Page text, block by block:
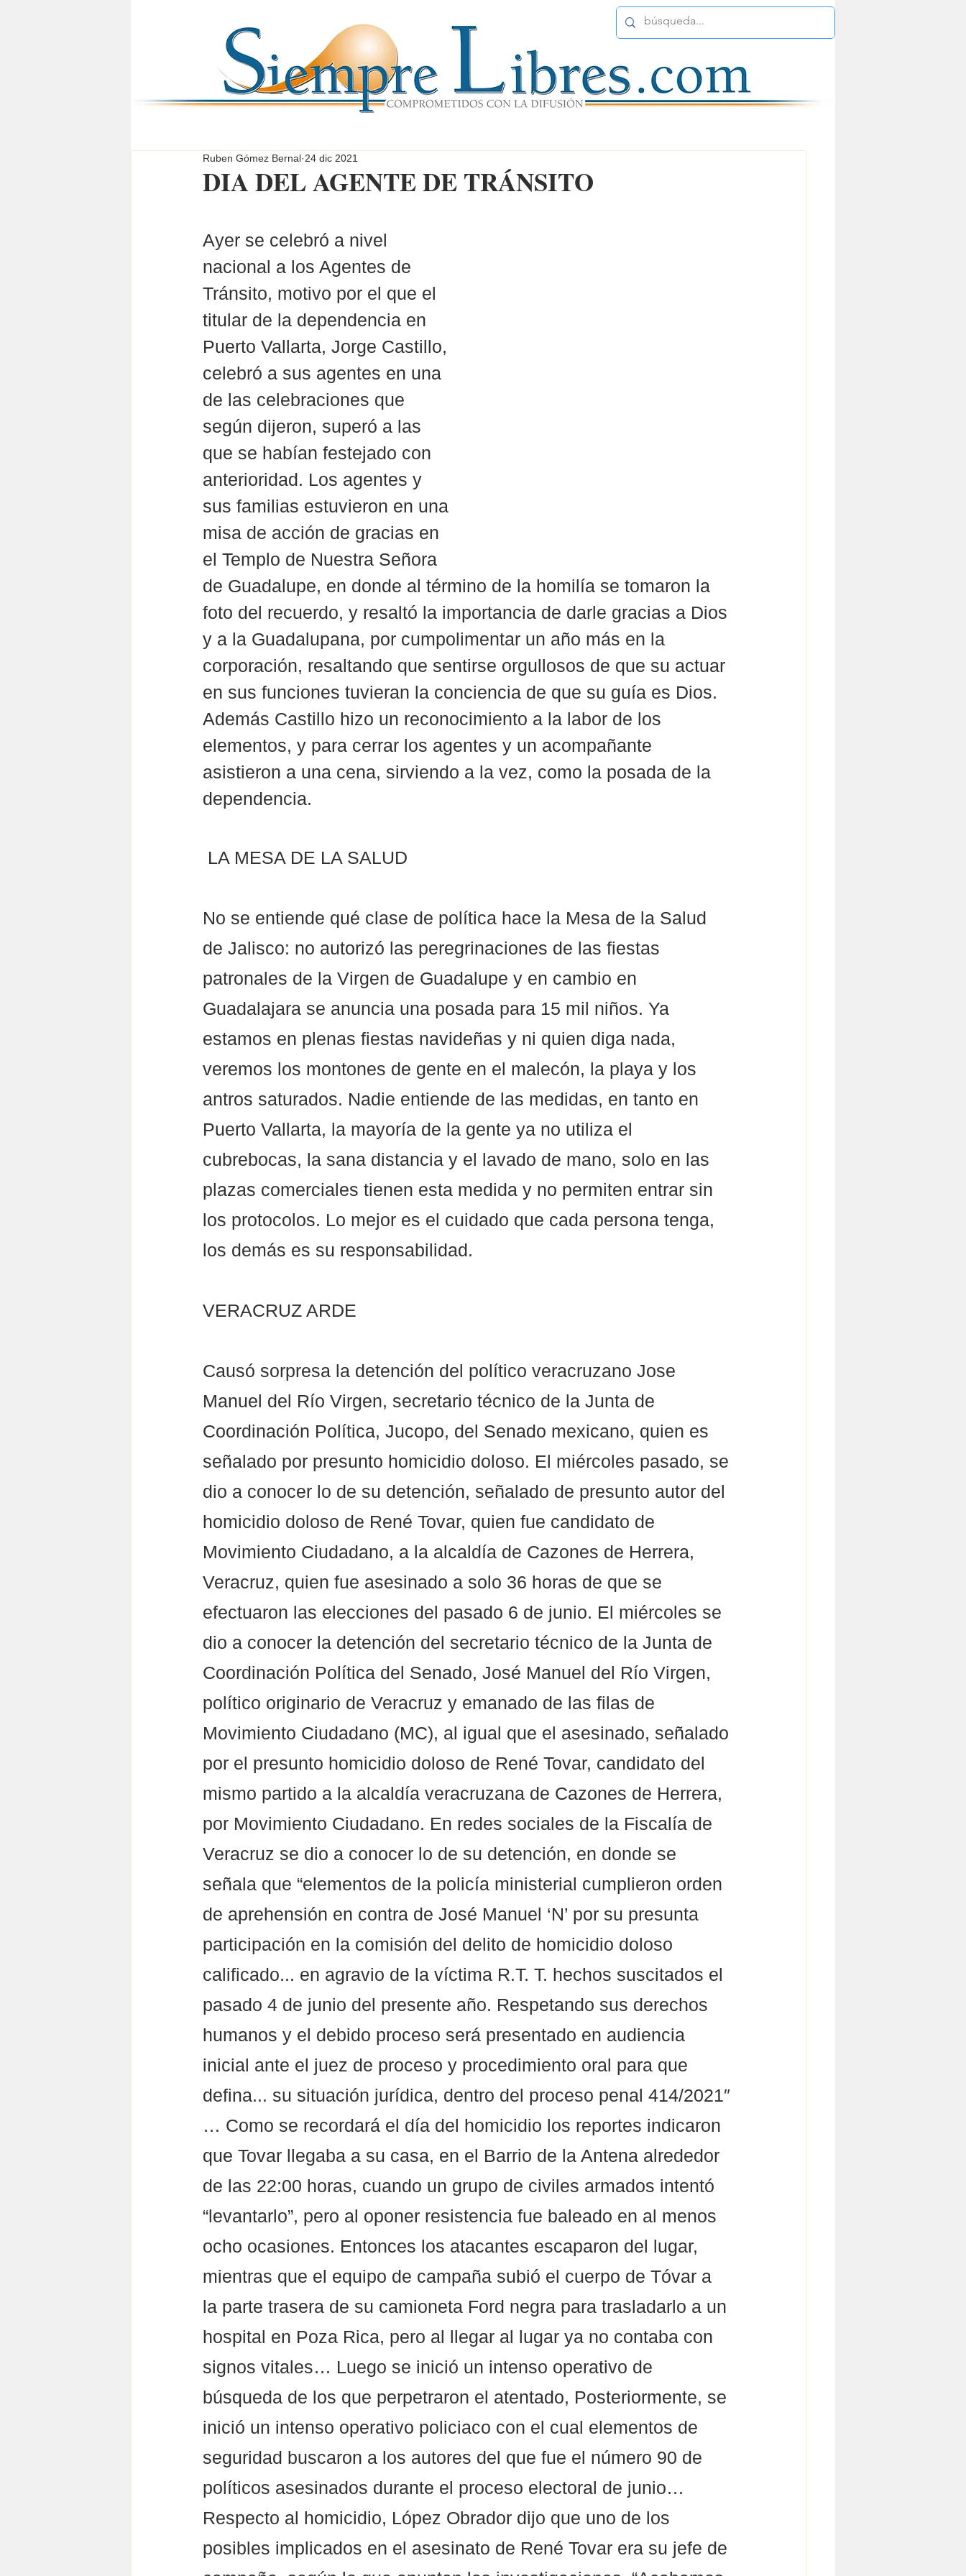
DIA DEL AGENTE DE TRÁNSITO
Ruben Gómez Bernal 24 dic 2021
Ayer se celebró a nivel
nacional a los Agentes de
Tránsito, motivo por el que el
titular de la dependencia en
Puerto Vallarta, Jorge Castillo,
celebró a sus agentes en una
de las celebraciones que
según dijeron, superó a las
que se habían festejado con
anterioridad. Los agentes y
sus familias estuvieron en una
misa de acción de gracias en
el Templo de Nuestra Señora
de Guadalupe, en donde al término de la homilía se tomaron la
foto del recuerdo, y resaltó la importancia de darle gracias a Dios
y a la Guadalupana, por cumpolimentar un año más en la
corporación, resaltando que sentirse orgullosos de que su actuar
en sus funciones tuvieran la conciencia de que su guía es Dios.
Además Castillo hizo un reconocimiento a la labor de los
elementos, y para cerrar los agentes y un acompañante
asistieron a una cena, sirviendo a la vez, como la posada de la
dependencia.
LA MESA DE LA SALUD
No se entiende qué clase de política hace la Mesa de la Salud
de Jalisco: no autorizó las peregrinaciones de las fiestas
patronales de la Virgen de Guadalupe y en cambio en
Guadalajara se anuncia una posada para 15 mil niños. Ya
estamos en plenas fiestas navideñas y ni quien diga nada,
veremos los montones de gente en el malecón, la playa y los
antros saturados. Nadie entiende de las medidas, en tanto en
Puerto Vallarta, la mayoría de la gente ya no utiliza el
cubrebocas, la sana distancia y el lavado de mano, solo en las
plazas comerciales tienen esta medida y no permiten entrar sin
los protocolos. Lo mejor es el cuidado que cada persona tenga,
los demás es su responsabilidad.
VERACRUZ ARDE
Causó sorpresa la detención del político veracruzano Jose
Manuel del Río Virgen, secretario técnico de la Junta de
Coordinación Política, Jucopo, del Senado mexicano, quien es
señalado por presunto homicidio doloso. El miércoles pasado, se
dio a conocer lo de su detención, señalado de presunto autor del
homicidio doloso de René Tovar, quien fue candidato de
Movimiento Ciudadano, a la alcaldía de Cazones de Herrera,
Veracruz, quien fue asesinado a solo 36 horas de que se
efectuaron las elecciones del pasado 6 de junio. El miércoles se
dio a conocer la detención del secretario técnico de la Junta de
Coordinación Política del Senado, José Manuel del Río Virgen,
político originario de Veracruz y emanado de las filas de
Movimiento Ciudadano (MC), al igual que el asesinado, señalado
por el presunto homicidio doloso de René Tovar, candidato del
mismo partido a la alcaldía veracruzana de Cazones de Herrera,
por Movimiento Ciudadano. En redes sociales de la Fiscalía de
Veracruz se dio a conocer lo de su detención, en donde se
señala que “elementos de la policía ministerial cumplieron orden
de aprehensión en contra de José Manuel ‘N’ por su presunta
participación en la comisión del delito de homicidio doloso
calificado... en agravio de la víctima R.T. T. hechos suscitados el
pasado 4 de junio del presente año. Respetando sus derechos
humanos y el debido proceso será presentado en audiencia
inicial ante el juez de proceso y procedimiento oral para que
defina... su situación jurídica, dentro del proceso penal 414/2021″
… Como se recordará el día del homicidio los reportes indicaron
que Tovar llegaba a su casa, en el Barrio de la Antena alrededor
de las 22:00 horas, cuando un grupo de civiles armados intentó
“levantarlo”, pero al oponer resistencia fue baleado en al menos
ocho ocasiones. Entonces los atacantes escaparon del lugar,
mientras que el equipo de campaña subió el cuerpo de Tóvar a
la parte trasera de su camioneta Ford negra para trasladarlo a un
hospital en Poza Rica, pero al llegar al lugar ya no contaba con
signos vitales… Luego se inició un intenso operativo de
búsqueda de los que perpetraron el atentado, Posteriormente, se
inició un intenso operativo policiaco con el cual elementos de
seguridad buscaron a los autores del que fue el número 90 de
políticos asesinados durante el proceso electoral de junio…
Respecto al homicidio, López Obrador dijo que uno de los
posibles implicados en el asesinato de René Tovar era su jefe de